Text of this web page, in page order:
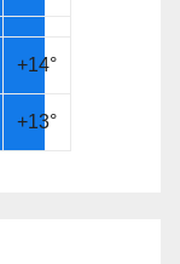
+14°
+13°